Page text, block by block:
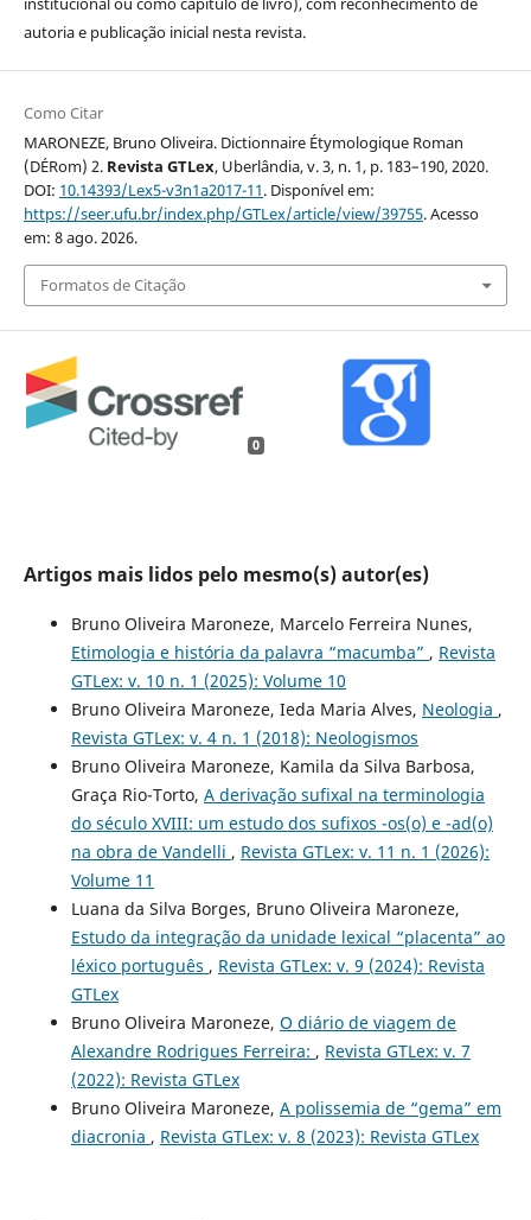
autoria e publicação inicial nesta revista.
Como Citar
MARONEZE, Bruno Oliveira. Dictionnaire Étymologique Roman
(DÉRom) 2. Revista GTLex, Uberlândia, v. 3, n. 1, p. 183–190, 2020.
DOI: 10.14393/Lex5-v3n1a2017-11. Disponível em:
https://seer.ufu.br/index.php/GTLex/article/view/39755. Acesso
em: 8 ago. 2026.
Formatos de Citação
0
Artigos mais lidos pelo mesmo(s) autor(es)
Bruno Oliveira Maroneze, Marcelo Ferreira Nunes,
Etimologia e história da palavra “macumba” , Revista
GTLex: v. 10 n. 1 (2025): Volume 10
Bruno Oliveira Maroneze, Ieda Maria Alves, Neologia ,
Revista GTLex: v. 4 n. 1 (2018): Neologismos
Bruno Oliveira Maroneze, Kamila da Silva Barbosa,
Graça Rio-Torto, A derivação sufixal na terminologia
do século XVIII: um estudo dos sufixos -os(o) e -ad(o)
na obra de Vandelli , Revista GTLex: v. 11 n. 1 (2026):
Volume 11
Luana da Silva Borges, Bruno Oliveira Maroneze,
Estudo da integração da unidade lexical “placenta” ao
léxico português , Revista GTLex: v. 9 (2024): Revista
GTLex
Bruno Oliveira Maroneze, O diário de viagem de
Alexandre Rodrigues Ferreira: , Revista GTLex: v. 7
(2022): Revista GTLex
Bruno Oliveira Maroneze, A polissemia de “gema” em
diacronia , Revista GTLex: v. 8 (2023): Revista GTLex